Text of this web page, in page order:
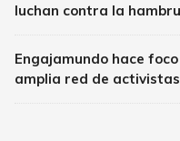
luchan contra la
Engajamundo hace
amplia red de